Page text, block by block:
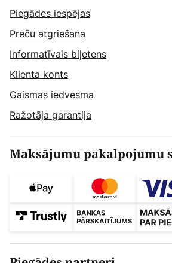
Piegādes iespējas
Preču atgriešana
Informatīvais biļetens
Klienta konts
Gaismas iedvesma
Ražotāja garantija
Maksājumu pakalpojumu